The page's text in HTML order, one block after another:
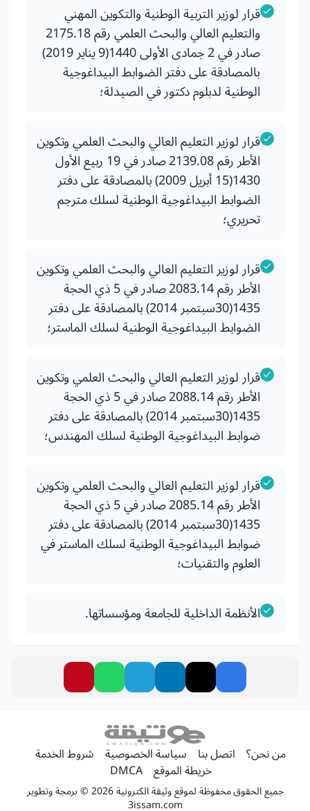
قرار لوزير التربية الوطنية والتكوين المهني
والتعليم العالي والبحث العلمي رقم 2175.18
صادر في 2 جمادى الأولى 1440(9 يناير 2019)
بالمصادقة على دفتر الضوابط البيداغوجية
الوطنية لدبلوم دكتور في الصيدلة؛
قرار لوزير التعليم العالي والبحث العلمي وتكوين
الأطر رقم 2139.08 صادر في 19 ربيع الأول
1430(15 أبريل 2009) بالمصادقة على دفتر
الضوابط البيداغوجية الوطنية لسلك مترجم
تحريري؛
قرار لوزير التعليم العالي والبحث العلمي وتكوين
الأطر رقم 2083.14 صادر في 5 ذي الحجة
1435(30سبتمبر 2014) بالمصادقة على دفتر
الضوابط البيداغوجية الوطنية لسلك الماستر؛
قرار لوزير التعليم العالي والبحث العلمي وتكوين
الأطر رقم 2088.14 صادر في 5 ذي الحجة
1435(30سبتمبر 2014) بالمصادقة على دفتر
ضوابط البيداغوجية الوطنية لسلك المهندس؛
قرار لوزير التعليم العالي والبحث العلمي وتكوين
الأطر رقم 2085.14 صادر في 5 ذي الحجة
1435(30سبتمبر 2014) بالمصادقة على دفتر
ضوابط البيداغوجية الوطنية لسلك الماستر في
العلوم والتقنيات؛
الأنظمة الداخلية للجامعة ومؤسساتها.
من نحن؟ اتصل بنا سياسة الخصوصية شروط الخدمة
خريطة الموقع DMCA
جميع الحقوق محفوظة لموقع وثيقة الكترونية 2026 © برمجة وتطوير
3issam.com